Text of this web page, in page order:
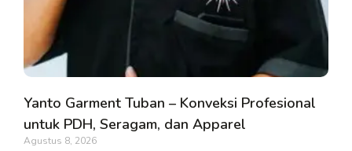
Yanto Garment Tuban – Konveksi Profesional
untuk PDH, Seragam, dan Apparel
Agustus 8, 2026